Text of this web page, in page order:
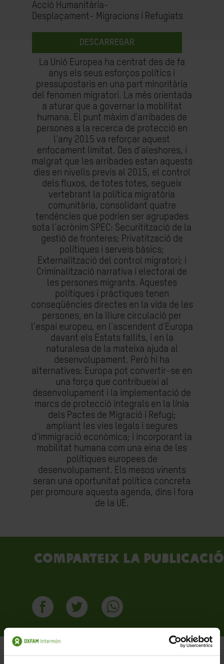
Acció Humanitària-
Desplaçament- Migracions i Refugiats
DESCARREGAR
La Unió Europea ha centrat des de fa
anys els seus esforços polítics i
pressupostaris en una part minoritària
del fenomen migratori. La més orientada
a aturar que a governar la mobilitat
humana. El punt màxim d'arribades de
persones a la recerca de protecció en
l'any 2015 va reforçar aquest
enfocament limitat. Des d'aleshores, i
malgrat que les arribades estan aquests
dies en nivells previs al 2015, el control
dels fluxos, de totes totes, segueix
vertebrant la política migratòria
comunitària, consolidant quatre
tendències que podrien ser agrupades
sota l'acrònim SPEC: Securitització de la
gestió de fronteres; Privatització de
polítiques i serveis bàsics;
Externalització del control migratori; i
Criminalització narrativa i electoral de
les persones migrants. Aquestes
polítiques i pràctiques tenen
conseqüències directes en la vida de les
persones, en la lliure circulació per
l'espai europeu, en l'ascendent d'Europa
davant els Estats fallits, i en la
naturalesa de la mateixa ajuda al
desenvolupament. Però hi ha
alternatives: Europa pot convertir-se en
una força que contribueixi al
desenvolupament i la implementació de
marcs de protecció integrals en la línia
dels Pactes de Migració i Refugi;
ampliant les vies legals i segures
d'immigració econòmica; i incorporant la
mobilitat humana com una eina de les
polítiques europees de
desenvolupament. Els mesos vinents
seran una oportunitat política concreta
per promoure aquesta agenda, dins i fora
de la UE.
Comparteix la publicació